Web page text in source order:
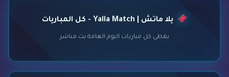
يلا ماتش | Yalla Match - كل المباريات
يغطي كل مباريات اليوم الهامة بث مباشر